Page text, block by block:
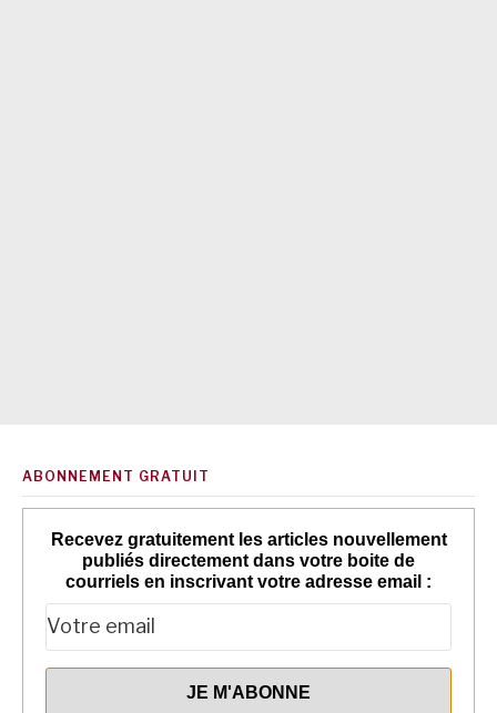
ABONNEMENT GRATUIT
Recevez gratuitement les articles nouvellement
publiés directement dans votre boite de
courriels en inscrivant votre adresse email :